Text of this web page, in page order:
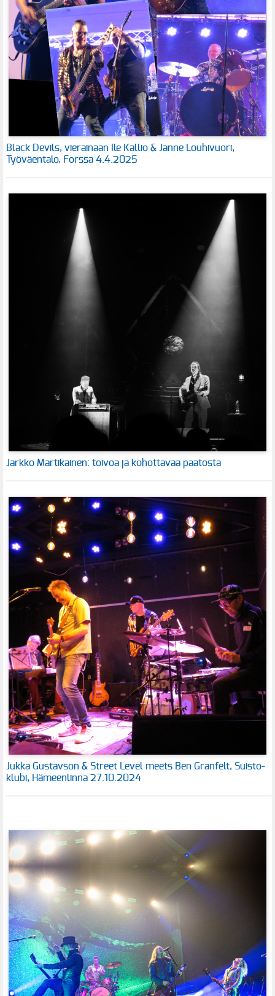
Black Devils, vierainaan Ile Kallio & Janne Louhivuori,
Työväentalo, Forssa 4.4.2025
Jarkko Martikainen: toivoa ja kohottavaa paatosta
Jukka Gustavson & Street Level meets Ben Granfelt, Suisto-
klubi, Hämeenlinna 27.10.2024